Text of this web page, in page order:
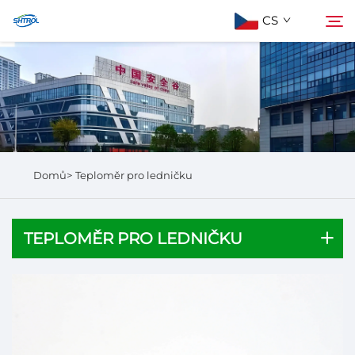
CS
Informace o nás
Produkty
Hledat
Domů> Teploměr pro ledničku
TEPLOMĚR PRO LEDNIČKU